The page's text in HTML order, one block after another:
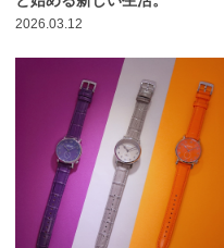
2026.03.12